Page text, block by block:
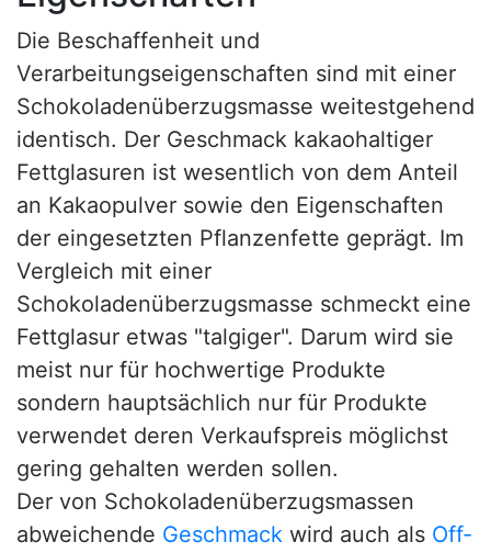
Die Beschaffenheit und
Verarbeitungseigenschaften sind mit einer
Schokoladenüberzugsmasse weitestgehend
identisch. Der Geschmack kakaohaltiger
Fettglasuren ist wesentlich von dem Anteil
an Kakaopulver sowie den Eigenschaften
der eingesetzten Pflanzenfette geprägt. Im
Vergleich mit einer
Schokoladenüberzugsmasse schmeckt eine
Fettglasur etwas "talgiger". Darum wird sie
meist nur für hochwertige Produkte
sondern hauptsächlich nur für Produkte
verwendet deren Verkaufspreis möglichst
gering gehalten werden sollen.
Der von Schokoladenüberzugsmassen
abweichende Geschmack wird auch als Off-